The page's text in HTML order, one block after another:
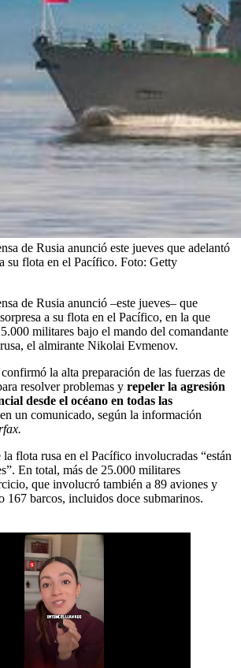
de Rusia anunció este jueves que adelantó
su flota en el Pacífico. Foto: Getty
de Rusia anunció –este jueves– que
a su flota en el Pacífico, en la que
militares bajo el mando del comandante
el almirante Nikolai Evmenov.
la alta preparación de las fuerzas de
resolver problemas y repeler la agresión
desde el océano en todas las
un comunicado, según la información
flota rusa en el Pacífico involucradas “están
En total, más de 25.000 militares
que involucró también a 89 aviones y
167 barcos, incluidos doce submarinos.